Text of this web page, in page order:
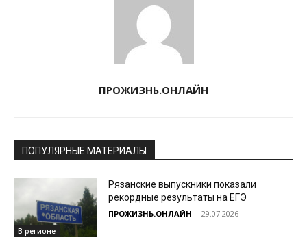
ПРОЖИЗНЬ.ОНЛАЙН
ПОПУЛЯРНЫЕ МАТЕРИАЛЫ
В регионе
Рязанские выпускники показали
рекордные результаты на ЕГЭ
ПРОЖИЗНЬ.ОНЛАЙН - 29.07.2026